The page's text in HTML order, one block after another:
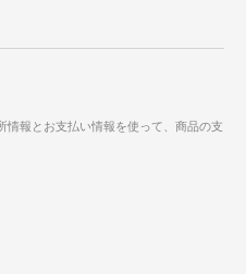
情報とお支払い情報を使って、商品の支